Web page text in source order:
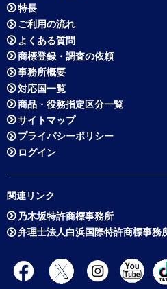
特長
ご利用の流れ
よくある質問
商標登録・調査の依頼
事務所概要
対応国一覧
商品・役務指定区分一覧
サイトマップ
プライバシーポリシー
ログイン
関連リンク
乃木坂特許商標事務所
弁理士法人白浜国際特許商標事務